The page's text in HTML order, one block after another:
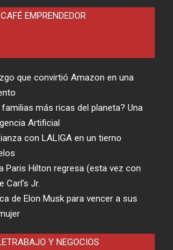
CAFÉ EMPRENDEDOR
que convirtió Amazon en una
más ricas del planeta? Una
Artificial
con LALIGA en un tierno
Paris Hilton regresa (esta vez con
Carl’s Jr.
de Elon Musk para vencer a sus
Y NEGOCIOS